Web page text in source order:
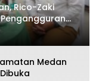
Rico-Zaki
Medan